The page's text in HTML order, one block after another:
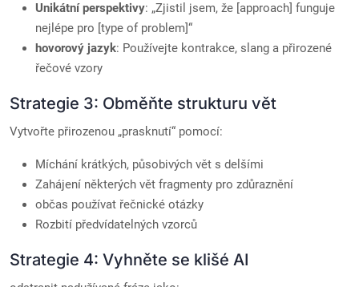
Unikátní perspektivy: „Zjistil jsem, že [approach] funguje
nejlépe pro [type of problem]“
hovorový jazyk: Používejte kontrakce, slang a přirozené
řečové vzory
Strategie 3: Obměňte strukturu vět
Vytvořte přirozenou „prasknutí“ pomocí:
Míchání krátkých, působivých vět s delšími
Zahájení některých vět fragmenty pro zdůraznění
občas používat řečnické otázky
Rozbití předvídatelných vzorců
Strategie 4: Vyhněte se klišé AI